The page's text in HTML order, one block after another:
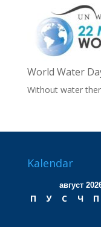
World Water
Without water
Kalendar
август
П У С Ч П